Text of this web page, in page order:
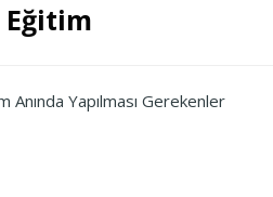
Eğitim
Anında Yapılması Gerekenler